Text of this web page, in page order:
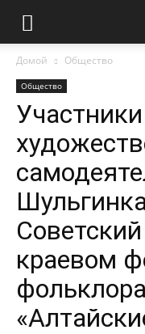
Домой Общество
Общество
Участники
краевом